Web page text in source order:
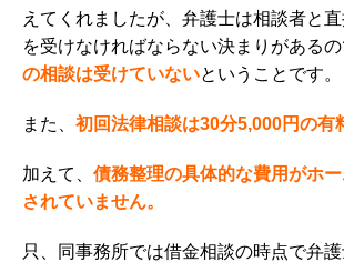
えてくれましたが、弁護士は相談者と
を受けなければならない決まりがあるの
の相談は受けていないということです。
また、 初回法律相談は30分5,000円の有
加えて、 債務整理の具体的な費用がホ
されていません。
只、同事務所では借金相談の時点で弁